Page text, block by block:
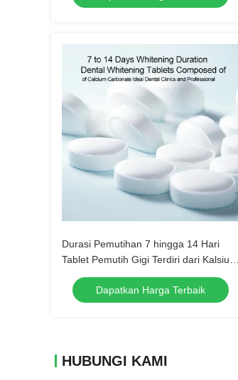
Durasi Pemutihan 7 hingga 14 Hari
Tablet Pemutih Gigi Terdiri dari Kalsium
Karbonat Ideal untuk Klinik Gigi dan
ProfesionalDapatkan Harga Terbaik
HUBUNGI KAMI